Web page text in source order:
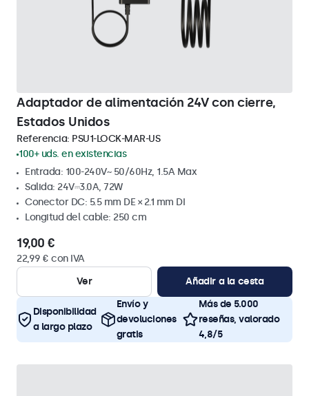
Adaptador de alimentación 24V con cierre,
Estados Unidos
Referencia: PSU1-LOCK-MAR-US
100+ uds. en existencias
Entrada: 100-240V~ 50/60Hz, 1.5A Max
Salida: 24V⎓3.0A, 72W
Conector DC: 5.5 mm DE × 2.1 mm DI
Longitud del cable: 250 cm
19,00 €
22,99 € con IVA
Ver
Añadir a la cesta
Disponibilidad
a largo plazo
Envío y
devoluciones
gratis
Más de 5.000
reseñas, valorado
4,8/5